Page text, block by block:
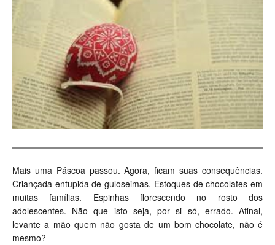
Mais uma Páscoa passou. Agora, ficam suas consequências.
Criançada entupida de guloseimas. Estoques de chocolates em
muitas famílias. Espinhas florescendo no rosto dos
adolescentes. Não que isto seja, por si só, errado. Afinal,
levante a mão quem não gosta de um bom chocolate, não é
mesmo?